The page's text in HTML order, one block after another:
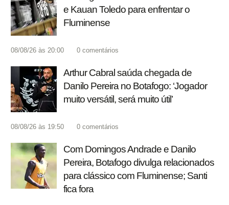
e Kauan Toledo para enfrentar o
Fluminense
08/08/26 às 20:00 0 comentários
Arthur Cabral saúda chegada de
Danilo Pereira no Botafogo: ‘Jogador
muito versátil, será muito útil’
08/08/26 às 19:50 0 comentários
Com Domingos Andrade e Danilo
Pereira, Botafogo divulga relacionados
para clássico com Fluminense; Santi
fica fora